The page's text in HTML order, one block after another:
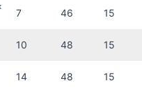
7 46 15
10 48 15
14 48 15